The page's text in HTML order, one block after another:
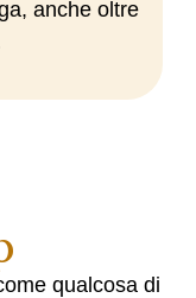
anche oltre
qualcosa di